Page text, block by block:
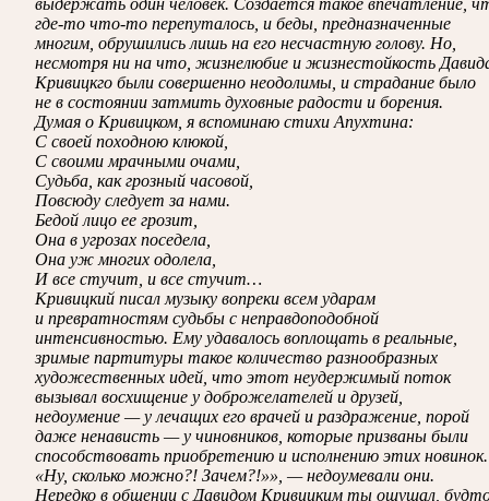
где-то что-то перепуталось, и беды, предназначенные
многим, обрушились лишь на его несчастную голову. Но,
несмотря ни на что, жизнелюбие и жизнестойкость
Кривицкго были совершенно неодолимы, и страдание было
не в состоянии затмить духовные радости и борения.
Думая о Кривицком, я вспоминаю стихи Апухтина:
С своей походною клюкой,
С своими мрачными очами,
Судьба, как грозный часовой,
Повсюду следует за нами.
Бедой лицо ее грозит,
Она в угрозах поседела,
Она уж многих одолела,
И все стучит, и все стучит…
Кривицкий писал музыку вопреки всем ударам
и превратностям судьбы с неправдоподобной
интенсивностью. Ему удавалось воплощать в реальные,
зримые партитуры такое количество разнообразных
художественных идей, что этот неудержимый поток
вызывал восхищение у доброжелателей и друзей,
недоумение — у лечащих его врачей и раздражение, порой
даже ненависть — у чиновников, которые призваны были
способствовать приобретению и исполнению этих новинок.
«Ну, сколько можно?! Зачем?!»», — недоумевали они.
Нередко в общении с Давидом Кривицким ты ощущал,